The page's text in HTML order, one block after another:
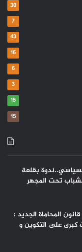
30
7
43
16
6
3
15
15
بقلعة
تحت المجهر
المحاماة الجديد :
على التكوين و